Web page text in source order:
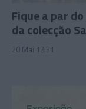
Fique a par
da colecção
20 Mai 12:31